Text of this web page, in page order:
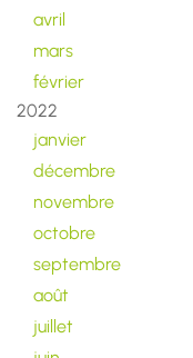
avril
mars
février
2022
janvier
décembre
novembre
octobre
septembre
août
juillet